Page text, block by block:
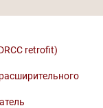
retrofit)